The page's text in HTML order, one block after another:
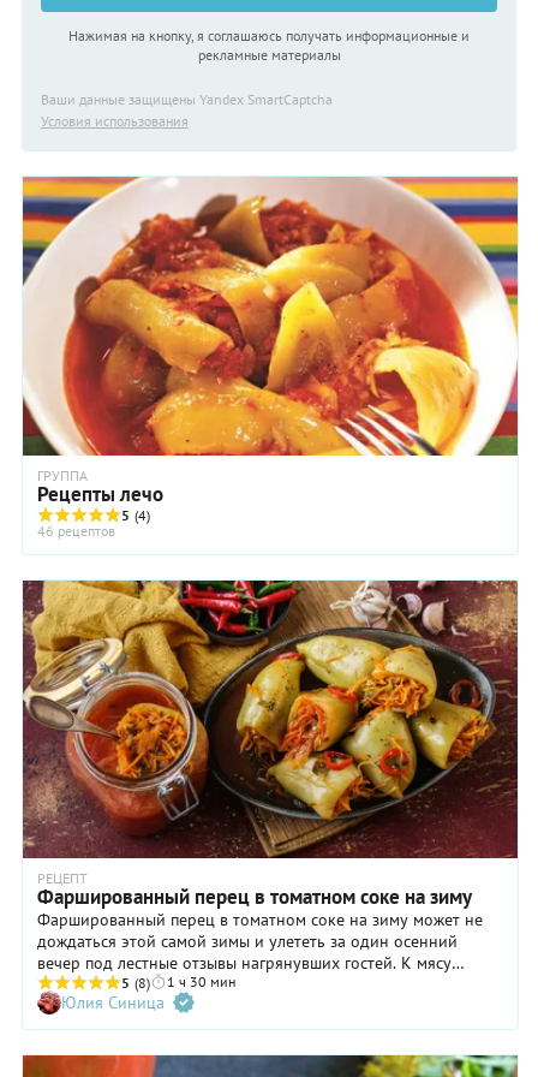
Нажимая на кнопку, я соглашаюсь получать информационные и
рекламные материалы
Ваши данные защищены Yandex SmartCaptcha
Условия использования
ГРУППА
Рецепты лечо
5 (4)
46 рецептов
РЕЦЕПТ
Фаршированный перец в томатном соке на зиму
Фаршированный перец в томатном соке на зиму может не
дождаться этой самой зимы и улететь за один осенний
вечер под лестные отзывы нагрянувших гостей. К мясу
закуски лучше и не придумаешь. Да и без мяса — с горячей
картошечкой будет отлично. Особенно для вегетарианцев и
постящихся. Простые традиционные ингредиенты —
морковь, лук и томат соединяются со сладким перцем в
проверенную временем гастрономическую гармонию. Плюс
5 (8) 1 ч 30 мин
Юлия Синица